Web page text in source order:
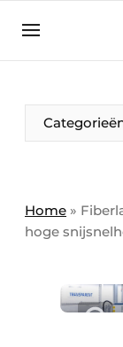
Bedrijven
Contact
Eigen
Meest
Home »
hoge